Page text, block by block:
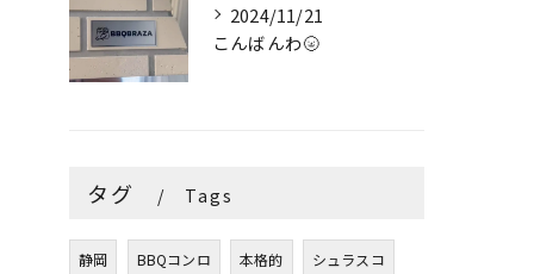
2024/11/21
こんばんわ🌝
タグ Tags
静岡 BBQコンロ 本格的 シュラスコ